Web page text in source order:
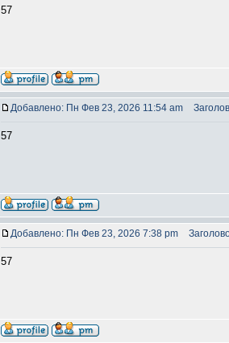
57
Добавлено: Пн Фев 23, 2026 11:54 am
57
Добавлено: Пн Фев 23, 2026 7:38 pm
57